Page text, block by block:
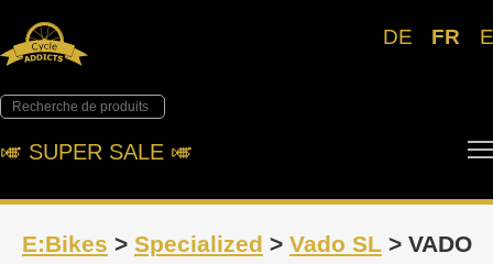
DE FR
🎺︎ SUPER SALE 🎺︎
E:Bikes > Specialized > Vado SL > VADO